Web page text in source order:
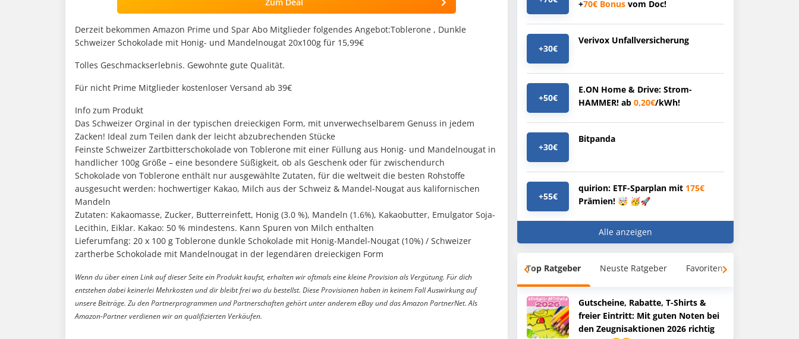
Derzeit bekommen Amazon Prime und Spar Abo Mitglieder folgendes Angebot:Toblerone , Dunkle
Schweizer Schokolade mit Honig- und Mandelnougat 20x100g für 15,99€
Tolles Geschmackserlebnis. Gewohnte gute Qualität.
Für nicht Prime Mitglieder kostenloser Versand ab 39€
Info zum Produkt
Das Schweizer Orginal in der typischen dreieckigen Form, mit unverwechselbarem Genuss in jedem
Zacken! Ideal zum Teilen dank der leicht abzubrechenden Stücke
Feinste Schweizer Zartbitterschokolade von Toblerone mit einer Füllung aus Honig- und Mandelnougat in
handlicher 100g Größe – eine besondere Süßigkeit, ob als Geschenk oder für zwischendurch
Schokolade von Toblerone enthält nur ausgewählte Zutaten, für die weltweit die besten Rohstoffe
ausgesucht werden: hochwertiger Kakao, Milch aus der Schweiz & Mandel-Nougat aus kalifornischen
Mandeln
Zutaten: Kakaomasse, Zucker, Butterreinfett, Honig (3.0 %), Mandeln (1.6%), Kakaobutter, Emulgator Soja-
Lecithin, Eiklar. Kakao: 50 % mindestens. Kann Spuren von Milch enthalten
Lieferumfang: 20 x 100 g Toblerone dunkle Schokolade mit Honig-Mandel-Nougat (10%) / Schweizer
zartherbe Schokolade mit Mandelnougat in der legendären dreieckigen Form
Wenn du über einen Link auf dieser Seite ein Produkt kaufst, erhalten wir oftmals eine kleine Provision als Vergütung. Für dich
entstehen dabei keinerlei Mehrkosten und dir bleibt frei wo du bestellst. Diese Provisionen haben in keinem Fall Auswirkung auf
unsere Beiträge. Zu den Partnerprogrammen und Partnerschaften gehört unter anderem eBay und das Amazon PartnerNet. Als
Amazon-Partner verdienen wir an qualifizierten Verkäufen.
+70€ Bonus vom Doc!
+30€
Verivox Unfallversicherung
+50€
E.ON Home & Drive: Strom-
HAMMER! ab 0,20€/kWh!
+30€
Bitpanda
+55€
quirion: ETF-Sparplan mit 175€
Prämien! 🤯 🥳🚀
Alle anzeigen
Top Ratgeber Neuste Ratgeber Favoriten
Gutscheine, Rabatte, T-Shirts &
freier Eintritt: Mit guten Noten bei
den Zeugnisaktionen 2026 richtig